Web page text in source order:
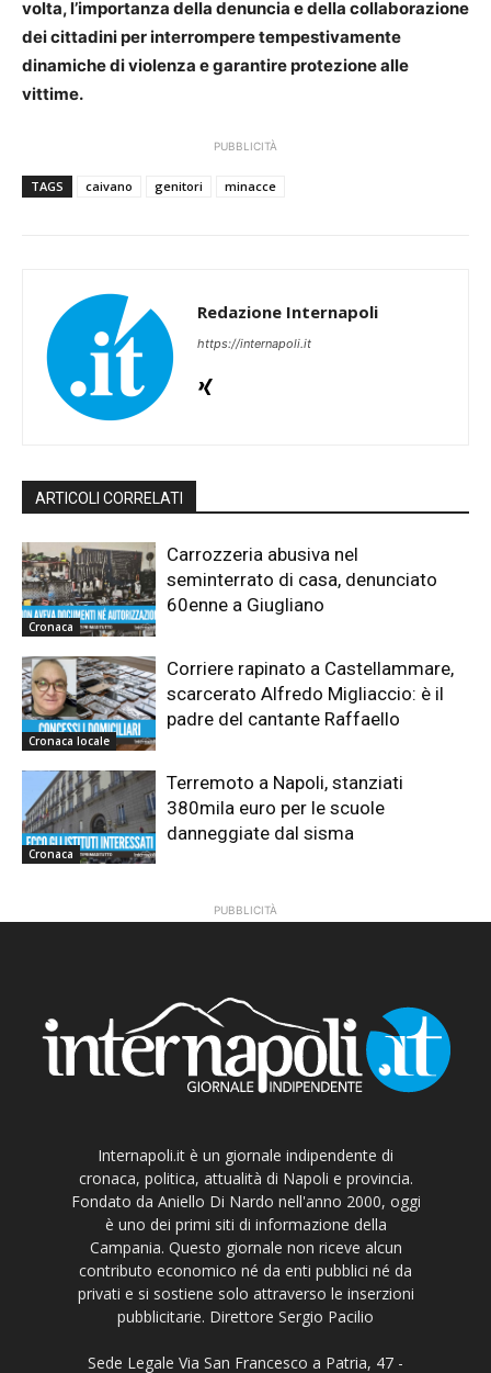
volta, l’importanza della denuncia e della collaborazione
dei cittadini per interrompere tempestivamente
dinamiche di violenza e garantire protezione alle
vittime.
PUBBLICITÀ
TAGS caivano genitori minacce
Redazione Internapoli
https://internapoli.it
ARTICOLI CORRELATI
Cronaca
Carrozzeria abusiva nel
seminterrato di casa, denunciato
60enne a Giugliano
Cronaca locale
Corriere rapinato a Castellammare,
scarcerato Alfredo Migliaccio: è il
padre del cantante Raffaello
Cronaca
Terremoto a Napoli, stanziati
380mila euro per le scuole
danneggiate dal sisma
PUBBLICITÀ
Internapoli.it è un giornale indipendente di
cronaca, politica, attualità di Napoli e provincia.
Fondato da Aniello Di Nardo nell'anno 2000, oggi
è uno dei primi siti di informazione della
Campania. Questo giornale non riceve alcun
contributo economico né da enti pubblici né da
privati e si sostiene solo attraverso le inserzioni
pubblicitarie. Direttore Sergio Pacilio
Sede Legale Via San Francesco a Patria, 47 -